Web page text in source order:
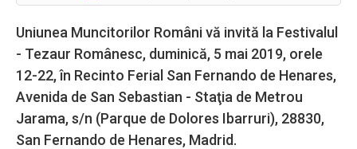
Uniunea Muncitorilor Români vă invită la Festivalul
- Tezaur Românesc, duminică, 5 mai 2019, orele
12-22, în Recinto Ferial San Fernando de Henares,
Avenida de San Sebastian - Staţia de Metrou
Jarama, s/n (Parque de Dolores Ibarruri), 28830,
San Fernando de Henares, Madrid.